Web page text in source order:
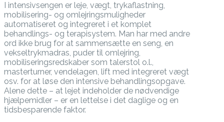
I intensivsengen er leje, vægt, trykaflastning,
mobilisering- og omlejringsmuligheder
automatiseret og integreret i et komplet
behandlings- og terapisystem. Man har med andre
ord ikke brug for at sammensætte en seng, en
vekseltrykmadras, puder til omlejring,
mobiliseringsredskaber som talerstol o.l.,
masterturner, vendelagen, lift med integreret vægt
osv. for at løse den intensive behandlingsopgave.
Alene dette – at lejet indeholder de nødvendige
hjælpemidler – er en lettelse i det daglige og en
tidsbesparende faktor.